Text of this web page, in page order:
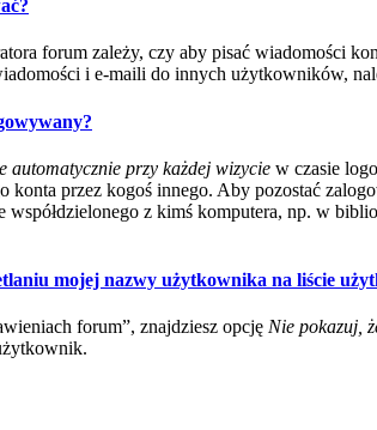
forum zależy, czy aby pisać wiadomości
i e-maili do innych użytkowników,
automatycznie przy każdej wizycie w czasie
konta przez kogoś innego. Aby pozostać
współdzielonego z kimś komputera, np. w
mojej nazwy użytkownika na liście
forum”, znajdziesz opcję Nie pokazuj,